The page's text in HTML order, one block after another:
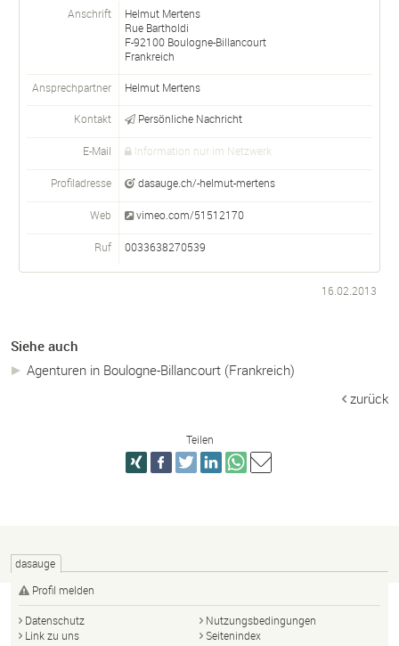
Anschrift
Helmut Mertens
Rue Bartholdi
F-92100 Boulogne-Billancourt
Frankreich
Ansprechpartner Helmut Mertens
Kontakt Persönliche Nachricht
E-Mail Information nur im Netzwerk
Profiladresse dasauge.ch/-helmut-mertens
Web vimeo.com/51512170
Ruf 0033638270539
16.02.2013
Siehe auch
Agenturen in Boulogne-Billancourt (Frankreich)
zurück
Teilen
dasauge
Profil melden
Datenschutz
Nutzungsbedingungen
Link zu uns
Seitenindex